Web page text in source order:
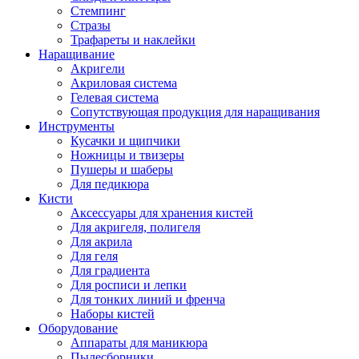
Стемпинг
Стразы
Трафареты и наклейки
Наращивание
Акригели
Акриловая система
Гелевая система
Сопутствующая продукция для наращивания
Инструменты
Кусачки и щипчики
Ножницы и твизеры
Пушеры и шаберы
Для педикюра
Кисти
Аксессуары для хранения кистей
Для акригеля, полигеля
Для акрила
Для геля
Для градиента
Для росписи и лепки
Для тонких линий и френча
Наборы кистей
Оборудование
Аппараты для маникюра